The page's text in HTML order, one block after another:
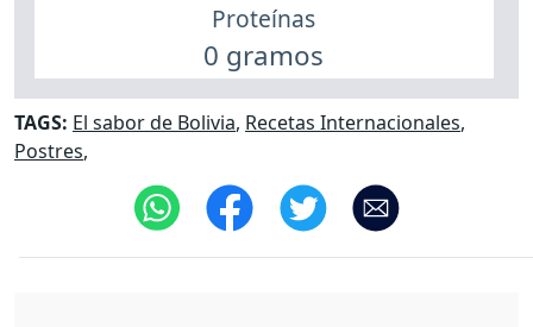
Proteínas
0 gramos
TAGS: El sabor de Bolivia, Recetas Internacionales,
Postres,